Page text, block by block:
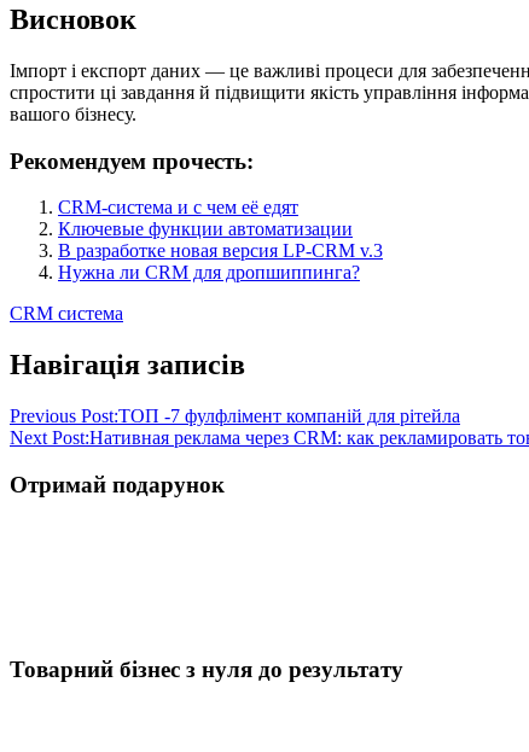
Висновок
Імпорт і експорт даних — це важливі процеси для
спростити ці завдання й підвищити якість управління
вашого бізнесу.
Рекомендуем прочесть:
CRM-система и с чем её едят
Ключевые функции автоматизации
В разработке новая версия LP-CRM v.3
Нужна ли CRM для дропшиппинга?
CRM система
Навігація записів
Previous Post:ТОП -7 фулфлімент компаній для рітейла
Next Post:Нативная реклама через CRM: как рекламировать
Отримай подарунок
Товарний бізнес з нуля до результату